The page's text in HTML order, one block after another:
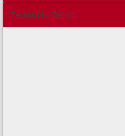
Technische Details